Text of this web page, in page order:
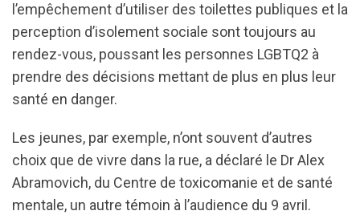
l’empêchement d’utiliser des toilettes publiques et la
perception d’isolement sociale sont toujours au
rendez-vous, poussant les personnes LGBTQ2 à
prendre des décisions mettant de plus en plus leur
santé en danger.
Les jeunes, par exemple, n’ont souvent d’autres
choix que de vivre dans la rue, a déclaré le Dr Alex
Abramovich, du Centre de toxicomanie et de santé
mentale, un autre témoin à l’audience du 9 avril.